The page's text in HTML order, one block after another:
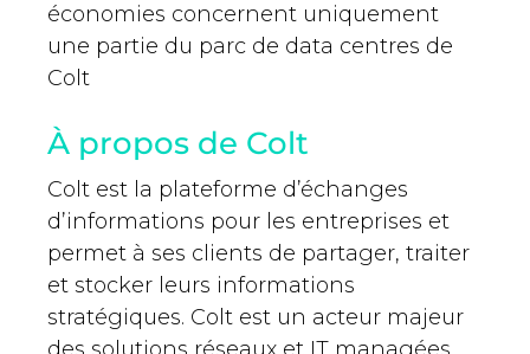
économies concernent uniquement
une partie du parc de data centres de
Colt
À propos de Colt
Colt est la plateforme d’échanges
d’informations pour les entreprises et
permet à ses clients de partager, traiter
et stocker leurs informations
stratégiques. Colt est un acteur majeur